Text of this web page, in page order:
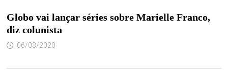
Globo vai lançar séries sobre Marielle Franco,
diz colunista
06/03/2020